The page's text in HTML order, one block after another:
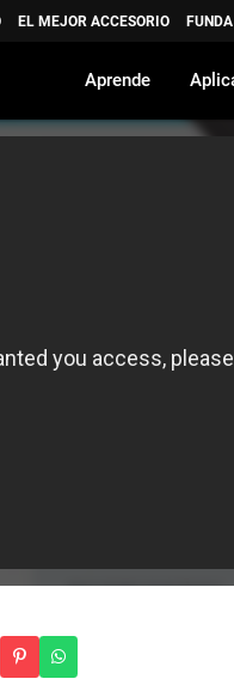
EL MEJOR ACCESORIO
Aprende